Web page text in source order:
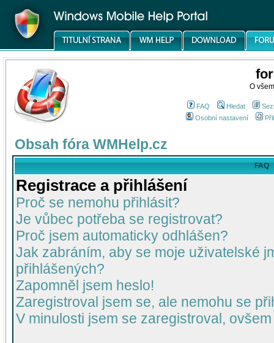
O
FAQ Hledat
Osobní nastavení
Obsah fóra WMHelp.cz
FAQ
Registrace a přihlášení
Proč se nemohu přihlásit?
Je vůbec potřeba se registrovat?
Proč jsem automaticky odhlášen?
Jak zabráním, aby se moje uživatelské
přihlášených?
Zapomněl jsem heslo!
Zaregistroval jsem se, ale nemohu se
V minulosti jsem se zaregistroval,